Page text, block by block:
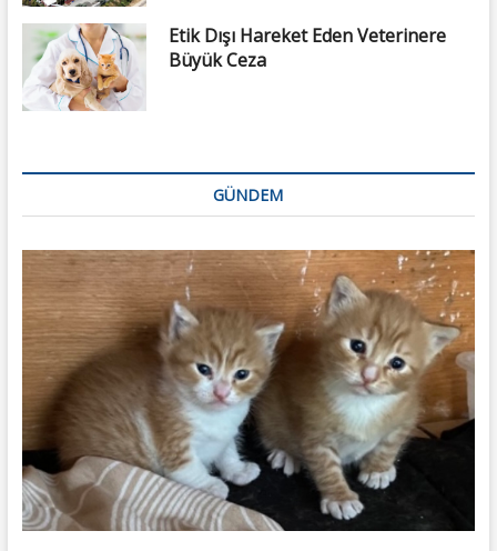
Etik Dışı Hareket Eden Veterinere
Büyük Ceza
GÜNDEM